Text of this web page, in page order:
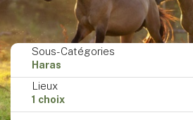
Sous-Catégories
Haras
Lieux
1 choix